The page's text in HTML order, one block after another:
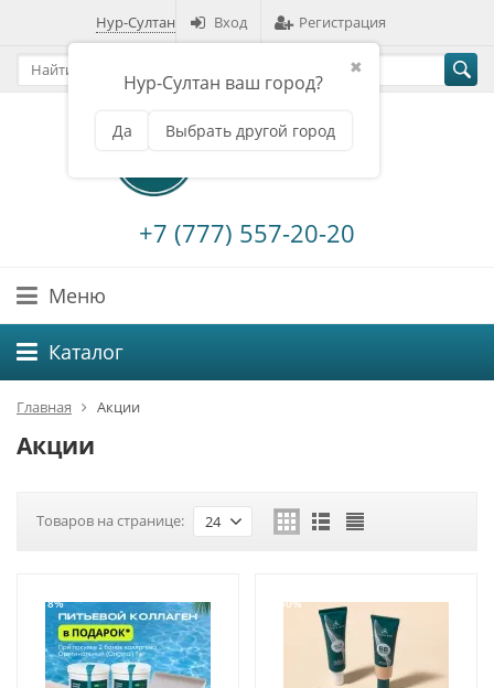
Нур-Султан
✖
Нур-Султан ваш город?
Да Выбрать другой город
Вход Регистрация
+7 (777) 557-20-20
Меню
Каталог
Главная Акции
Акции
Товаров на странице: 24
-18% -50%